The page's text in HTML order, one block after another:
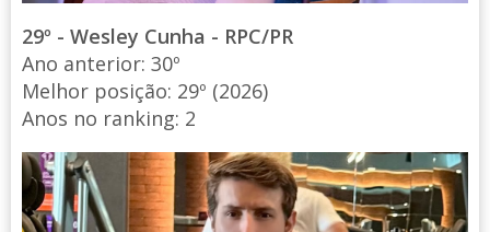
29º - Wesley Cunha - RPC/PR
Ano anterior: 30º
Melhor posição: 29º (2026)
Anos no ranking: 2